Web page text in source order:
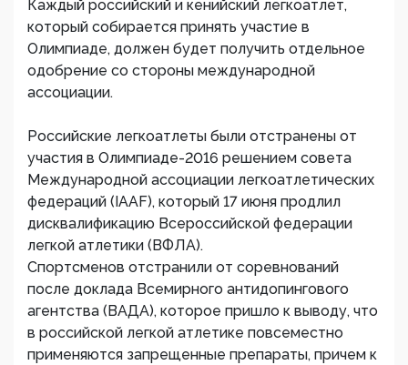
Каждый российский и кенийский легкоатлет,
который собирается принять участие в
Олимпиаде, должен будет получить отдельное
одобрение со стороны международной
ассоциации.
Российские легкоатлеты были отстранены от
участия в Олимпиаде-2016 решением совета
Международной ассоциации легкоатлетических
федераций (IAAF), который 17 июня продлил
дисквалификацию Всероссийской федерации
легкой атлетики (ВФЛА).
Спортсменов отстранили от соревнований
после доклада Всемирного антидопингового
агентства (ВАДА), которое пришло к выводу, что
в российской легкой атлетике повсеместно
применяются запрещенные препараты, причем к